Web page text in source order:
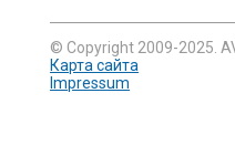
© Copyright 2009-2025.
Карта сайта
Impressum